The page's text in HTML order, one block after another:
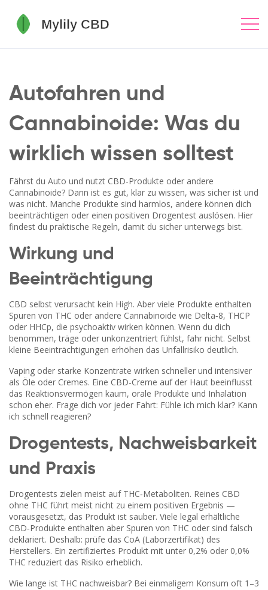
Autofahren und
Cannabinoide: Was du
wirklich wissen solltest
Fährst du Auto und nutzt CBD-Produkte oder andere
Cannabinoide? Dann ist es gut, klar zu wissen, was sicher ist und
was nicht. Manche Produkte sind harmlos, andere können dich
beeinträchtigen oder einen positiven Drogentest auslösen. Hier
findest du praktische Regeln, damit du sicher unterwegs bist.
Wirkung und
Beeinträchtigung
CBD selbst verursacht kein High. Aber viele Produkte enthalten
Spuren von THC oder andere Cannabinoide wie Delta‑8, THCP
oder HHCp, die psychoaktiv wirken können. Wenn du dich
benommen, träge oder unkonzentriert fühlst, fahr nicht. Selbst
kleine Beeinträchtigungen erhöhen das Unfallrisiko deutlich.
Vaping oder starke Konzentrate wirken schneller und intensiver
als Öle oder Cremes. Eine CBD‑Creme auf der Haut beeinflusst
das Reaktionsvermögen kaum, orale Produkte und Inhalation
schon eher. Frage dich vor jeder Fahrt: Fühle ich mich klar? Kann
ich schnell reagieren?
Drogentests, Nachweisbarkeit
und Praxis
Drogentests zielen meist auf THC‑Metaboliten. Reines CBD
ohne THC führt meist nicht zu einem positiven Ergebnis —
vorausgesetzt, das Produkt ist sauber. Viele legal erhältliche
CBD‑Produkte enthalten aber Spuren von THC oder sind falsch
deklariert. Deshalb: prüfe das CoA (Laborzertifikat) des
Herstellers. Ein zertifiziertes Produkt mit unter 0,2% oder 0,0%
THC reduziert das Risiko erheblich.
Wie lange ist THC nachweisbar? Bei einmaligem Konsum oft 1–3